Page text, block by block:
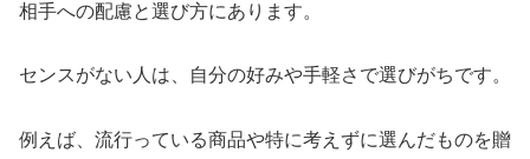
相手への配慮と選び方にあります。
センスがない人は、自分の好みや手軽さで選びがちです。
例えば、流行っている商品や特に考えずに選んだものを贈